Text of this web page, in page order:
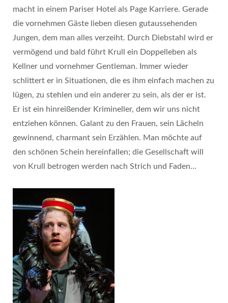
macht in einem Pariser Hotel als Page Karriere. Gerade
die vornehmen Gäste lieben diesen gutaussehenden
Jungen, dem man alles verzeiht. Durch Diebstahl wird er
vermögend und bald führt Krull ein Doppelleben als
Kellner und vornehmer Gentleman. Immer wieder
schlittert er in Situationen, die es ihm einfach machen zu
lügen, zu stehlen und ein anderer zu sein, als der er ist.
Er ist ein hinreißender Krimineller, dem wir uns nicht
entziehen können. Galant zu den Frauen, sein Lächeln
gewinnend, charmant sein Erzählen. Man möchte auf
den schönen Schein hereinfallen; die Gesellschaft will
von Krull betrogen werden nach Strich und Faden…